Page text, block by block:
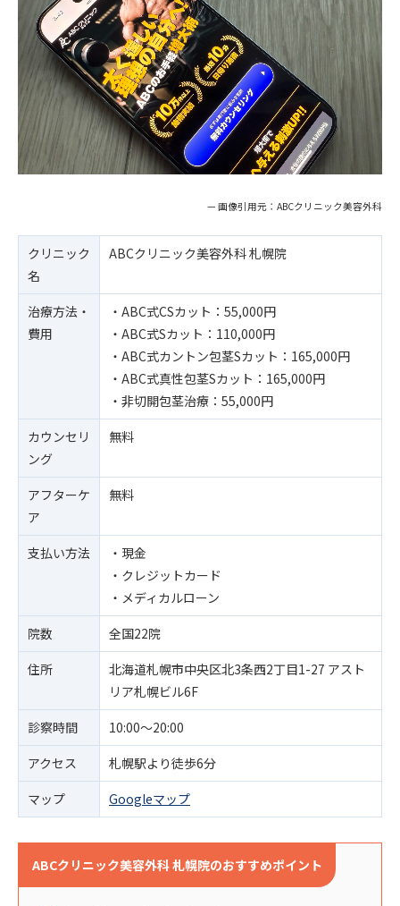
— 画像引用元：ABCクリニック美容外科
クリニック
名
ABCクリニック美容外科 札幌院
治療方法・
費用
・ABC式CSカット：55,000円
・ABC式Sカット：110,000円
・ABC式カントン包茎Sカット：165,000円
・ABC式真性包茎Sカット：165,000円
・非切開包茎治療：55,000円
カウンセリ
ング
無料
アフターケ
ア
無料
支払い方法
・現金
・クレジットカード
・メディカルローン
院数
全国22院
住所
北海道札幌市中央区北3条西2丁目1-27 アスト
リア札幌ビル6F
診察時間
10:00〜20:00
アクセス
札幌駅より徒歩6分
マップ
Googleマップ
ABCクリニック美容外科 札幌院のおすすめポイント